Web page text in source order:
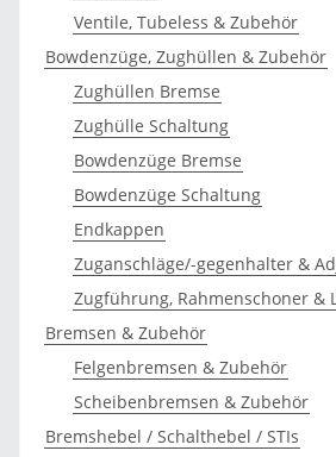
Ventile, Tubeless & Zubehör
Bowdenzüge, Zughüllen & Zubehör
Zughüllen Bremse
Zughülle Schaltung
Bowdenzüge Bremse
Bowdenzüge Schaltung
Endkappen
Zuganschläge/-gegenhalter &
Zugführung, Rahmenschoner &
Bremsen & Zubehör
Felgenbremsen & Zubehör
Scheibenbremsen & Zubehör
Bremshebel / Schalthebel / STIs